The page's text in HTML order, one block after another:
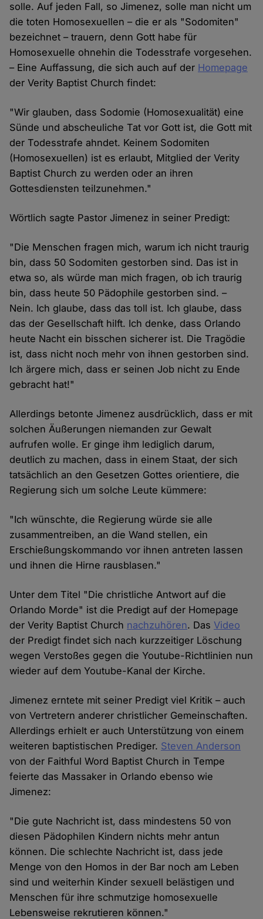
solle. Auf jeden Fall, so Jimenez, solle man nicht um
die toten Homosexuellen – die er als "Sodomiten"
bezeichnet – trauern, denn Gott habe für
Homosexuelle ohnehin die Todesstrafe vorgesehen.
– Eine Auffassung, die sich auch auf der Homepage
der Verity Baptist Church findet:
"Wir glauben, dass Sodomie (Homosexualität) eine
Sünde und abscheuliche Tat vor Gott ist, die Gott mit
der Todesstrafe ahndet. Keinem Sodomiten
(Homosexuellen) ist es erlaubt, Mitglied der Verity
Baptist Church zu werden oder an ihren
Gottesdiensten teilzunehmen."
Wörtlich sagte Pastor Jimenez in seiner Predigt:
"Die Menschen fragen mich, warum ich nicht traurig
bin, dass 50 Sodomiten gestorben sind. Das ist in
etwa so, als würde man mich fragen, ob ich traurig
bin, dass heute 50 Pädophile gestorben sind. –
Nein. Ich glaube, dass das toll ist. Ich glaube, dass
das der Gesellschaft hilft. Ich denke, dass Orlando
heute Nacht ein bisschen sicherer ist. Die Tragödie
ist, dass nicht noch mehr von ihnen gestorben sind.
Ich ärgere mich, dass er seinen Job nicht zu Ende
gebracht hat!"
Allerdings betonte Jimenez ausdrücklich, dass er mit
solchen Äußerungen niemanden zur Gewalt
aufrufen wolle. Er ginge ihm lediglich darum,
deutlich zu machen, dass in einem Staat, der sich
tatsächlich an den Gesetzen Gottes orientiere, die
Regierung sich um solche Leute kümmere:
"Ich wünschte, die Regierung würde sie alle
zusammentreiben, an die Wand stellen, ein
Erschießungskommando vor ihnen antreten lassen
und ihnen die Hirne rausblasen."
Unter dem Titel "Die christliche Antwort auf die
Orlando Morde" ist die Predigt auf der Homepage
der Verity Baptist Church nachzuhören. DasVideo
der Predigt findet sich nach kurzzeitiger Löschung
wegen Verstoßes gegen die Youtube-Richtlinien nun
wieder auf dem Youtube-Kanal der Kirche.
Jimenez erntete mit seiner Predigt viel Kritik – auch
von Vertretern anderer christlicher Gemeinschaften.
Allerdings erhielt er auch Unterstützung von einem
weiteren baptistischen Prediger. Steven Anderson
von der Faithful Word Baptist Church in Tempe
feierte das Massaker in Orlando ebenso wie
Jimenez:
"Die gute Nachricht ist, dass mindestens 50 von
diesen Pädophilen Kindern nichts mehr antun
können. Die schlechte Nachricht ist, dass jede
Menge von den Homos in der Bar noch am Leben
sind und weiterhin Kinder sexuell belästigen und
Menschen für ihre schmutzige homosexuelle
Lebensweise rekrutieren können."